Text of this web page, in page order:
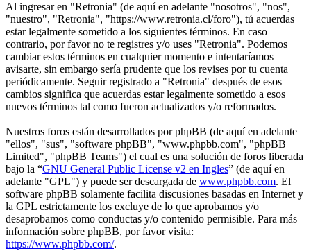
Al ingresar en "Retronia" (de aquí en adelante "nosotros", "nos",
"nuestro", "Retronia", "https://www.retronia.cl/foro"), tú acuerdas
estar legalmente sometido a los siguientes términos. En caso
contrario, por favor no te registres y/o uses "Retronia". Podemos
cambiar estos términos en cualquier momento e intentaríamos
avisarte, sin embargo sería prudente que los revises por tu cuenta
periódicamente. Seguir registrado a "Retronia" después de esos
cambios significa que acuerdas estar legalmente sometido a esos
nuevos términos tal como fueron actualizados y/o reformados.
Nuestros foros están desarrollados por phpBB (de aquí en adelante
"ellos", "sus", "software phpBB", "www.phpbb.com", "phpBB
Limited", "phpBB Teams") el cual es una solución de foros liberada
bajo la “GNU General Public License v2 en Ingles” (de aquí en
adelante "GPL") y puede ser descargada de www.phpbb.com. El
software phpBB solamente facilita discusiones basadas en Internet y
la GPL estrictamente los excluye de lo que aprobamos y/o
desaprobamos como conductas y/o contenido permisible. Para más
información sobre phpBB, por favor visita:
https://www.phpbb.com/.